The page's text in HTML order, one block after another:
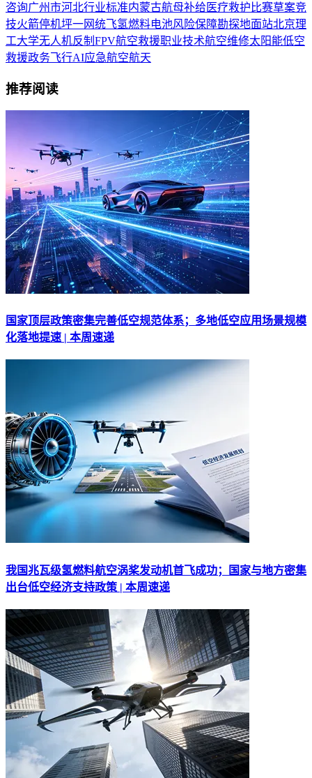
咨询广州市河北行业标准内蒙古航母补给 医疗救护 比赛草案竞
技火箭停机坪一网统飞氢燃料电池风险保障勘探地面站北京理
工大学无人机反制 FPV航空救援职业技术航空维修太阳能低空
救援政务飞行AI应急航空航天
推荐阅读
国家顶层政策密集完善低空规范体系；多地低空应用场景规模
化落地提速 | 本周速递
我国兆瓦级氢燃料航空涡桨发动机首飞成功；国家与地方密集
出台低空经济支持政策 | 本周速递